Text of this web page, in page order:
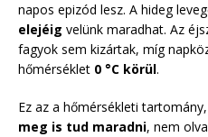
napos epizód lesz. A hideg
elejéig velünk maradhat. Az
fagyok sem kizártak, míg
hőmérséklet 0 °C körül.
Ez az a hőmérsékleti
meg is tud maradni, nem